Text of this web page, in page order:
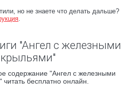
но не знаете что делать дальше?
.
"Ангел с железными
крыльями"
содержание "Ангел с железными
читать бесплатно онлайн.